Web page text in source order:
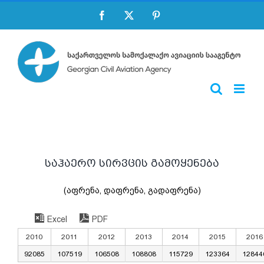
Facebook
საჰაერო სირვცის გამოყენება
(აფრენა, დაფრენა, გადაფრენა)
Excel PDF
2010 2011 2012 2013 2014 2015
2016
92085
107519 106508 108808 115729 123364